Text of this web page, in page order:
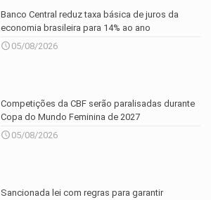
Banco Central reduz taxa básica de juros da
economia brasileira para 14% ao ano
05/08/2026
Competições da CBF serão paralisadas durante
Copa do Mundo Feminina de 2027
05/08/2026
Sancionada lei com regras para garantir